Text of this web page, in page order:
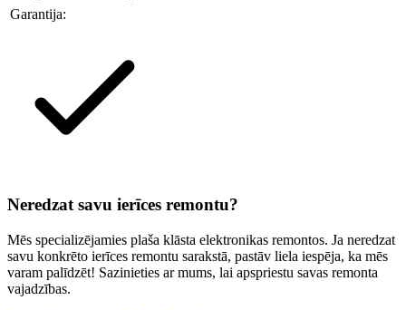
Garantija:
Neredzat savu ierīces remontu?
Mēs specializējamies plaša klāsta elektronikas remontos. Ja neredzat
savu konkrēto ierīces remontu sarakstā, pastāv liela iespēja, ka mēs
varam palīdzēt! Sazinieties ar mums, lai apspriestu savas remonta
vajadzības.